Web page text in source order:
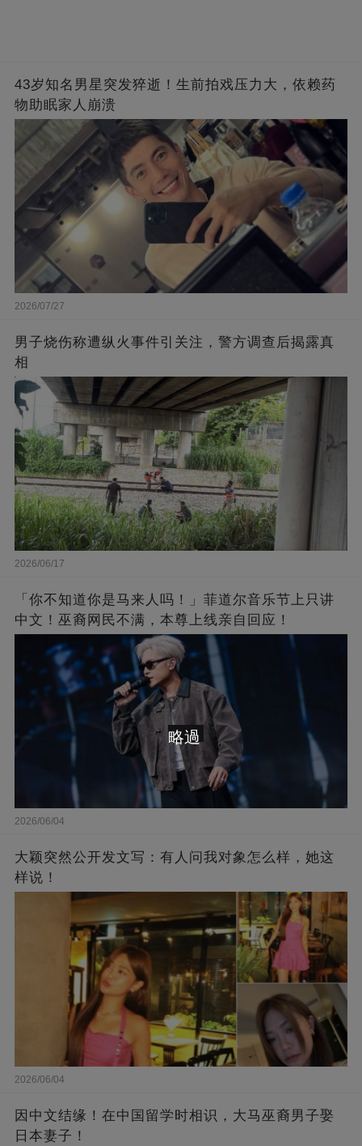
43岁知名男星突发猝逝！生前拍戏压力大，依赖药
物助眠家人崩溃
2026/07/27
男子烧伤称遭纵火事件引关注，警方调查后揭露真
相
2026/06/17
「你不知道你是马来人吗！」菲道尔音乐节上只讲
中文！巫裔网民不满，本尊上线亲自回应！
2026/06/04
大颖突然公开发文写：有人问我对象怎么样，她这
样说！
2026/06/04
因中文结缘！在中国留学时相识，大马巫裔男子娶
日本妻子！
略過